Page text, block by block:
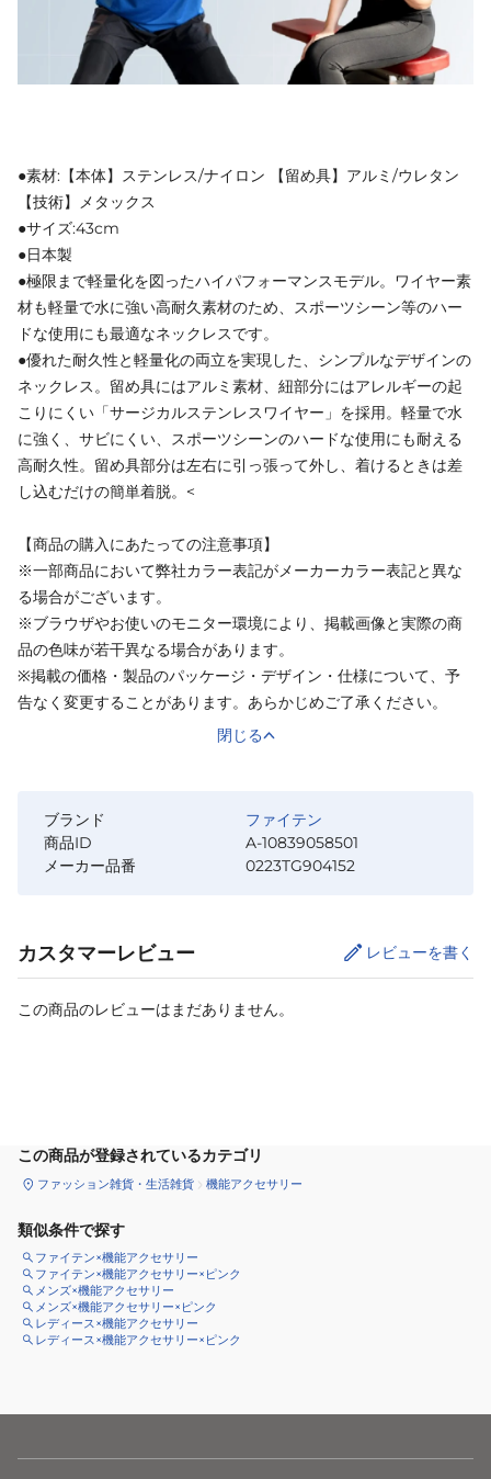
●素材:【本体】ステンレス/ナイロン 【留め具】アルミ/ウレタン
【技術】メタックス
●サイズ:43cm
●日本製
●極限まで軽量化を図ったハイパフォーマンスモデル。ワイヤー素
材も軽量で水に強い高耐久素材のため、スポーツシーン等のハー
ドな使用にも最適なネックレスです。
●優れた耐久性と軽量化の両立を実現した、シンプルなデザインの
ネックレス。留め具にはアルミ素材、紐部分にはアレルギーの起
こりにくい「サージカルステンレスワイヤー」を採用。軽量で水
に強く、サビにくい、スポーツシーンのハードな使用にも耐える
高耐久性。留め具部分は左右に引っ張って外し、着けるときは差
し込むだけの簡単着脱。<
【商品の購入にあたっての注意事項】
※一部商品において弊社カラー表記がメーカーカラー表記と異な
る場合がございます。
※ブラウザやお使いのモニター環境により、掲載画像と実際の商
品の色味が若干異なる場合があります。
※掲載の価格・製品のパッケージ・デザイン・仕様について、予
告なく変更することがあります。あらかじめご了承ください。
閉じる
ブランド
ファイテン
商品ID
A-10839058501
メーカー品番
0223TG904152
カスタマーレビュー レビューを書く
この商品のレビューはまだありません。
この商品が登録されているカテゴリ
ファッション雑貨・生活雑貨 機能アクセサリー
類似条件で探す
ファイテン×機能アクセサリー
ファイテン×機能アクセサリー×ピンク
メンズ×機能アクセサリー
メンズ×機能アクセサリー×ピンク
レディース×機能アクセサリー
レディース×機能アクセサリー×ピンク